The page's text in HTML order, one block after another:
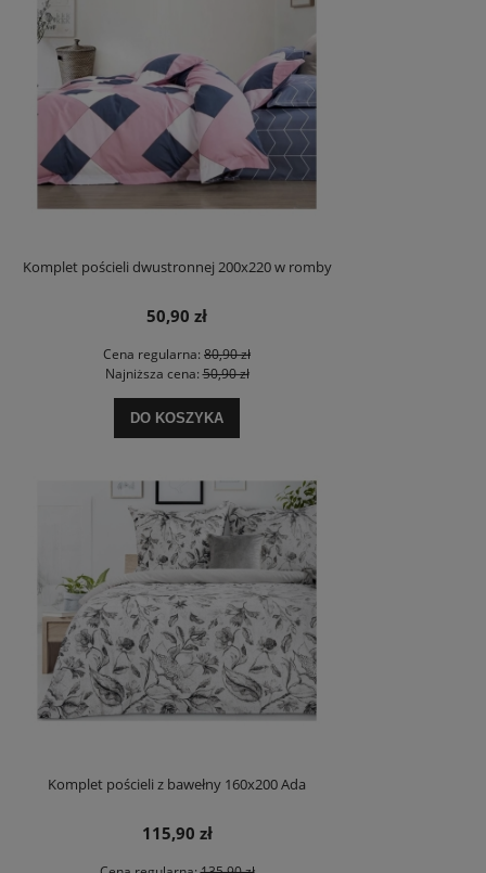
Komplet pościeli dwustronnej 200x220 w romby
50,90 zł
Cena regularna: 80,90 zł
Najniższa cena:50,90 zł
DO KOSZYKA
Komplet pościeli z bawełny 160x200 Ada
115,90 zł